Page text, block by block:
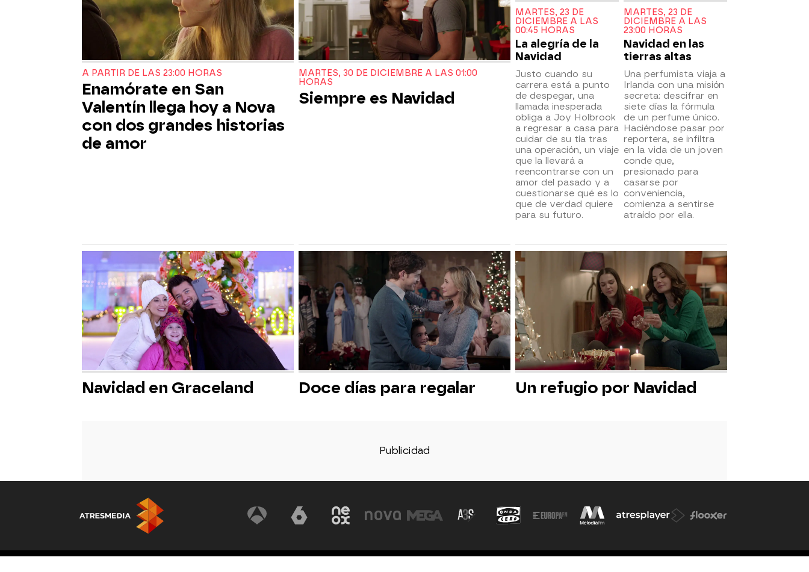
A PARTIR DE LAS 23:00 HORAS
Enamórate en San
Valentín llega hoy a Nova
con dos grandes historias
de amor
MARTES, 30 DE DICIEMBRE A LAS 01:00
HORAS
Siempre es Navidad
MARTES, 23 DE
DICIEMBRE A LAS
00:45 HORAS
La alegría de la
Navidad
Justo cuando su
carrera está a punto
de despegar, una
llamada inesperada
obliga a Joy Holbrook
a regresar a casa para
cuidar de su tía tras
una operación, un viaje
que la llevará a
reencontrarse con un
amor del pasado y a
cuestionarse qué es lo
que de verdad quiere
para su futuro.
MARTES, 23 DE
DICIEMBRE A LAS
23:00 HORAS
Navidad en las
tierras altas
Una perfumista viaja a
Irlanda con una misión
secreta: descifrar en
siete días la fórmula
de un perfume único.
Haciéndose pasar por
reportera, se infiltra
en la vida de un joven
conde que,
presionado para
casarse por
conveniencia,
comienza a sentirse
atraído por ella.
Navidad en Graceland Doce días para regalar Un refugio por Navidad